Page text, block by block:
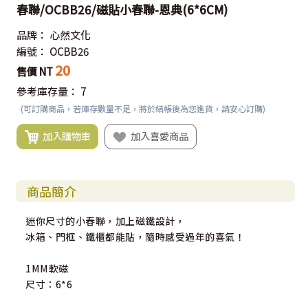
春聯/OCBB26/磁貼小春聯-恩典(6*6CM)
品牌： 心然文化
編號： OCBB26
售價 NT 20
參考庫存量： 7
(可訂購商品，若庫存數量不足，將於結帳後為您進貨，請安心訂購)
加入購物車 加入喜愛商品
商品簡介
迷你尺寸的小春聯，加上磁鐵設計，
冰箱、門框、鐵櫃都能貼，隨時感受過年的喜氣！
1MM軟磁
尺寸：6*6